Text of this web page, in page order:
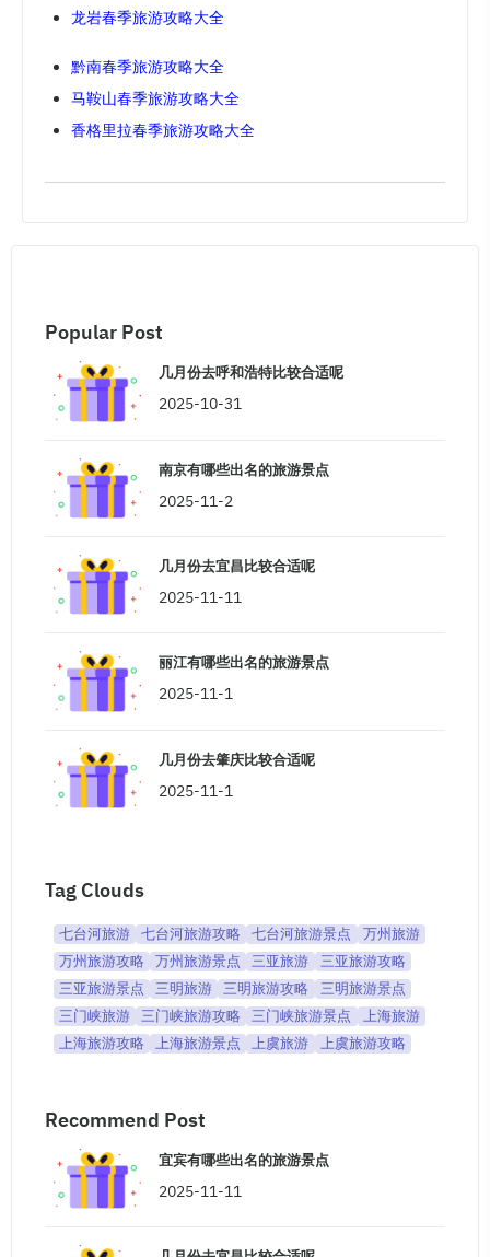
龙岩春季旅游攻略大全
黔南春季旅游攻略大全
马鞍山春季旅游攻略大全
香格里拉春季旅游攻略大全
Popular Post
几月份去呼和浩特比较合适呢
2025-10-31
南京有哪些出名的旅游景点
2025-11-2
几月份去宜昌比较合适呢
2025-11-11
丽江有哪些出名的旅游景点
2025-11-1
几月份去肇庆比较合适呢
2025-11-1
Tag Clouds
七台河旅游 七台河旅游攻略 七台河旅游景点
万州旅游
万州旅游攻略
万州旅游景点 三亚旅游
三亚旅游攻略
三亚旅游景点
三明旅游 三明旅游攻略
三明旅游景点
三门峡旅游
三门峡旅游攻略 三门峡旅游景点
上海旅游
上海旅游攻略
上海旅游景点 上虞旅游 上虞旅游攻略
Recommend Post
宜宾有哪些出名的旅游景点
2025-11-11